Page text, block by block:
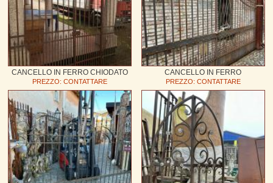
CANCELLO IN FERRO CHIODATO
PREZZO: CONTATTARE
CANCELLO IN FERRO
PREZZO: CONTATTARE